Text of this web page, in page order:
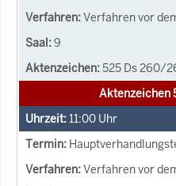
Verfahren vor
9
525 Ds 260/
Aktenzeichen
11:00 Uhr
Verfahren vor